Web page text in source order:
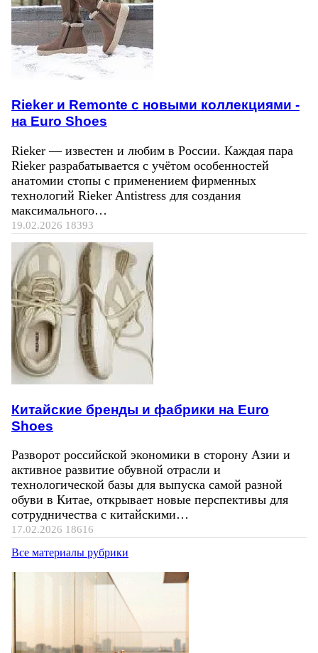
Rieker и Remonte с новыми коллекциями -
на Euro Shoes
Rieker — известен и любим в России. Каждая пара
Rieker разрабатывается с учётом особенностей
анатомии стопы с применением фирменных
технологий Rieker Antistress для создания
максимального…
19.02.2026 18393
Китайские бренды и фабрики на Euro
Shoes
Разворот российской экономики в сторону Азии и
активное развитие обувной отрасли и
технологической базы для выпуска самой разной
обуви в Китае, открывает новые перспективы для
сотрудничества с китайскими…
17.02.2026 18616
Все материалы рубрики